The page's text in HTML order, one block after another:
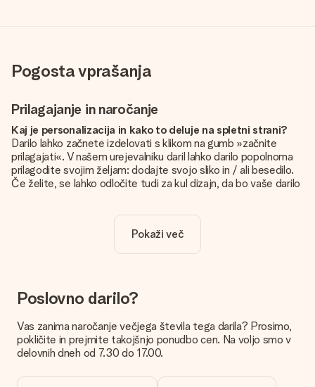
Pogosta vprašanja
Prilagajanje in naročanje
Kaj je personalizacija in kako to deluje na spletni strani?
Darilo lahko začnete izdelovati s klikom na gumb »začnite
prilagajati«. V našem urejevalniku daril lahko darilo popolnoma
prilagodite svojim željam: dodajte svojo sliko in / ali besedilo.
Če želite, se lahko odločite tudi za kul dizajn, da bo vaše darilo
Je personalizacija vključena v ceno?
Cena, prikazana na spletnem mestu, vključuje personalizacijo
vašega darila. Lepo in jasno!
Želimo poskrbeti, da boste z darilom popolnoma zadovoljni.
Zato je pomembno, da uporabljamo visokokakovostne
našo službo za pomoč strankam in priložite fotografijo skupaj
z darilom, ki ga želite naročiti. Nato lahko za vas preverijo
kakovost!
Katere formate lahko naložim?
Pokaži več
Poslovno darilo?
Vas zanima naročanje večjega števila tega darila? Prosimo,
pokličite in prejmite takojšnjo ponudbo cen. Na voljo smo v
delovnih dneh od 7.30 do 17.00.